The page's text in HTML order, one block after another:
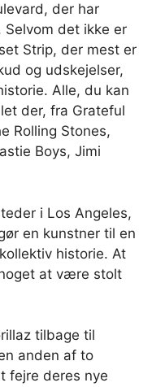
der har
Selvom det ikke er
Strip, der mest er
og udskejelser,
Alle, du kan
der, fra Grateful
Rolling Stones,
Boys, Jimi
i Los Angeles,
en kunstner til en
historie. At
at være stolt
tilbage til
anden af ​​to
fejre deres nye